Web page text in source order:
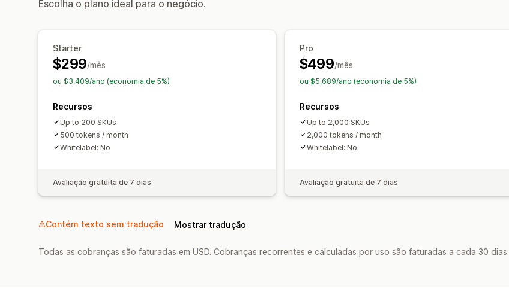
Escolha o plano ideal para o negócio.
Starter
$299/mês
ou $3,409/ano (economia de 5%)
Recursos
Up to 200 SKUs
500 tokens / month
Whitelabel: No
Avaliação gratuita de 7 dias
Pro
$499/mês
ou $5,689/ano (economia de 5%)
Recursos
Up to 2,000 SKUs
2,000 tokens / month
Whitelabel: No
Avaliação gratuita de 7 dias
Contém texto sem tradução Mostrar tradução
Todas as cobranças são faturadas em USD. Cobranças recorrentes e calculadas por uso são faturadas a cada 30 dias.